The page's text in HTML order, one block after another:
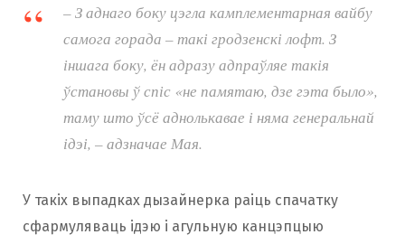
– З аднаго боку цэгла камплементарная вайбу
самога горада – такі гродзенскі лофт. З
іншага боку, ён адразу адпраўляе такія
ўстановы ў спіс «не памятаю, дзе гэта было»,
таму што ўсё аднолькавае і няма генеральнай
ідэі, – адзначае Мая.
У такіх выпадках дызайнерка раіць спачатку
сфармуляваць ідэю і агульную канцэпцыю